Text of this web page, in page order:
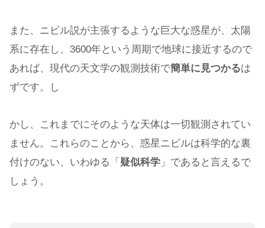
また、ニビル説が主張するような巨大な惑星が、太陽
系に存在し、3600年という周期で地球に接近するので
あれば、現代の天文学の観測技術で簡単に見つかるは
ずです。し
かし、これまでにそのような天体は一切観測されてい
ません。これらのことから、惑星ニビルは科学的な裏
付けのない、いわゆる「 疑似科学 」であると言えるで
しょう。